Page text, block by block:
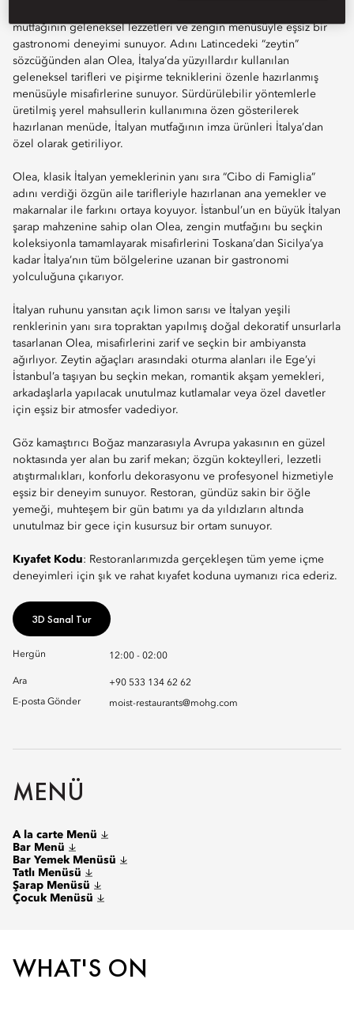
mutfağının geleneksel lezzetleri ve zengin menüsüyle eşsiz bir
gastronomi deneyimi sunuyor. Adını Latincedeki “zeytin”
sözcüğünden alan Olea, İtalya’da yüzyıllardır kullanılan
geleneksel tarifleri ve pişirme tekniklerini özenle hazırlanmış
menüsüyle misafirlerine sunuyor. Sürdürülebilir yöntemlerle
üretilmiş yerel mahsullerin kullanımına özen gösterilerek
hazırlanan menüde, İtalyan mutfağının imza ürünleri İtalya’dan
özel olarak getiriliyor.
Olea, klasik İtalyan yemeklerinin yanı sıra “Cibo di Famiglia”
adını verdiği özgün aile tarifleriyle hazırlanan ana yemekler ve
makarnalar ile farkını ortaya koyuyor. İstanbul’un en büyük İtalyan
şarap mahzenine sahip olan Olea, zengin mutfağını bu seçkin
koleksiyonla tamamlayarak misafirlerini Toskana’dan Sicilya’ya
kadar İtalya’nın tüm bölgelerine uzanan bir gastronomi
yolculuğuna çıkarıyor.
İtalyan ruhunu yansıtan açık limon sarısı ve İtalyan yeşili
renklerinin yanı sıra topraktan yapılmış doğal dekoratif unsurlarla
tasarlanan Olea, misafirlerini zarif ve seçkin bir ambiyansta
ağırlıyor. Zeytin ağaçları arasındaki oturma alanları ile Ege’yi
İstanbul’a taşıyan bu seçkin mekan, romantik akşam yemekleri,
arkadaşlarla yapılacak unutulmaz kutlamalar veya özel davetler
için eşsiz bir atmosfer vadediyor.
Göz kamaştırıcı Boğaz manzarasıyla Avrupa yakasının en güzel
noktasında yer alan bu zarif mekan; özgün kokteylleri, lezzetli
atıştırmalıkları, konforlu dekorasyonu ve profesyonel hizmetiyle
eşsiz bir deneyim sunuyor. Restoran, gündüz sakin bir öğle
yemeği, muhteşem bir gün batımı ya da yıldızların altında
unutulmaz bir gece için kusursuz bir ortam sunuyor.
Kıyafet Kodu: Restoranlarımızda gerçekleşen tüm yeme içme
deneyimleri için şık ve rahat kıyafet koduna uymanızı rica ederiz.
3D Sanal Tur
Hergün 12:00 - 02:00
Ara
+90 533 134 62 62
E-posta Gönder
moist-restaurants@mohg.com
MENÜ
A la carte Menü
Bar Menü
Bar Yemek Menüsü
Tatlı Menüsü
Şarap Menüsü
Çocuk Menüsü
WHAT'S ON